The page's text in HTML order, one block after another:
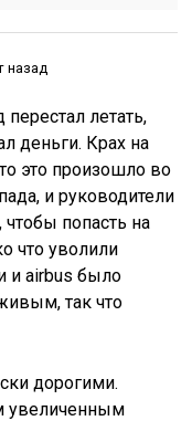
назад
летать,
деньги. Крах на
это произошло во
и руководители
попасть на
что уволили
и airbus было
так что
дорогими.
увеличенным